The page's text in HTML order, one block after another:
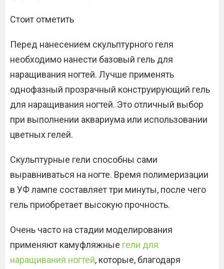
Стоит отметить
Перед нанесением скульптурного геля
необходимо нанести базовый гель для
наращивания ногтей. Лучше применять
однофазный прозрачный конструирующий гель
для наращивания ногтей. Это отличный выбор
при выполнении аквариума или использовании
цветных гелей.
Скульптурные гели способны сами
выравниваться на ногте. Время полимеризации
в УФ лампе составляет три минуты, после чего
гель приобретает высокую прочность.
Очень часто на стадии моделирования
применяют камуфляжные гели для
наращивания ногтей, которые, благодаря